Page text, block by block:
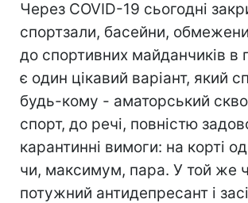
Через COVID-19 сьогодні
спортзали, басейни,
до спортивних майданчиків в
є один цікавий варіант, який
будь-кому - аматорський
спорт, до речі, повністю
карантинні вимоги: на корті
чи, максимум, пара. У той же
потужний антидепресант і